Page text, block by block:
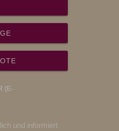
(E-
und informiert